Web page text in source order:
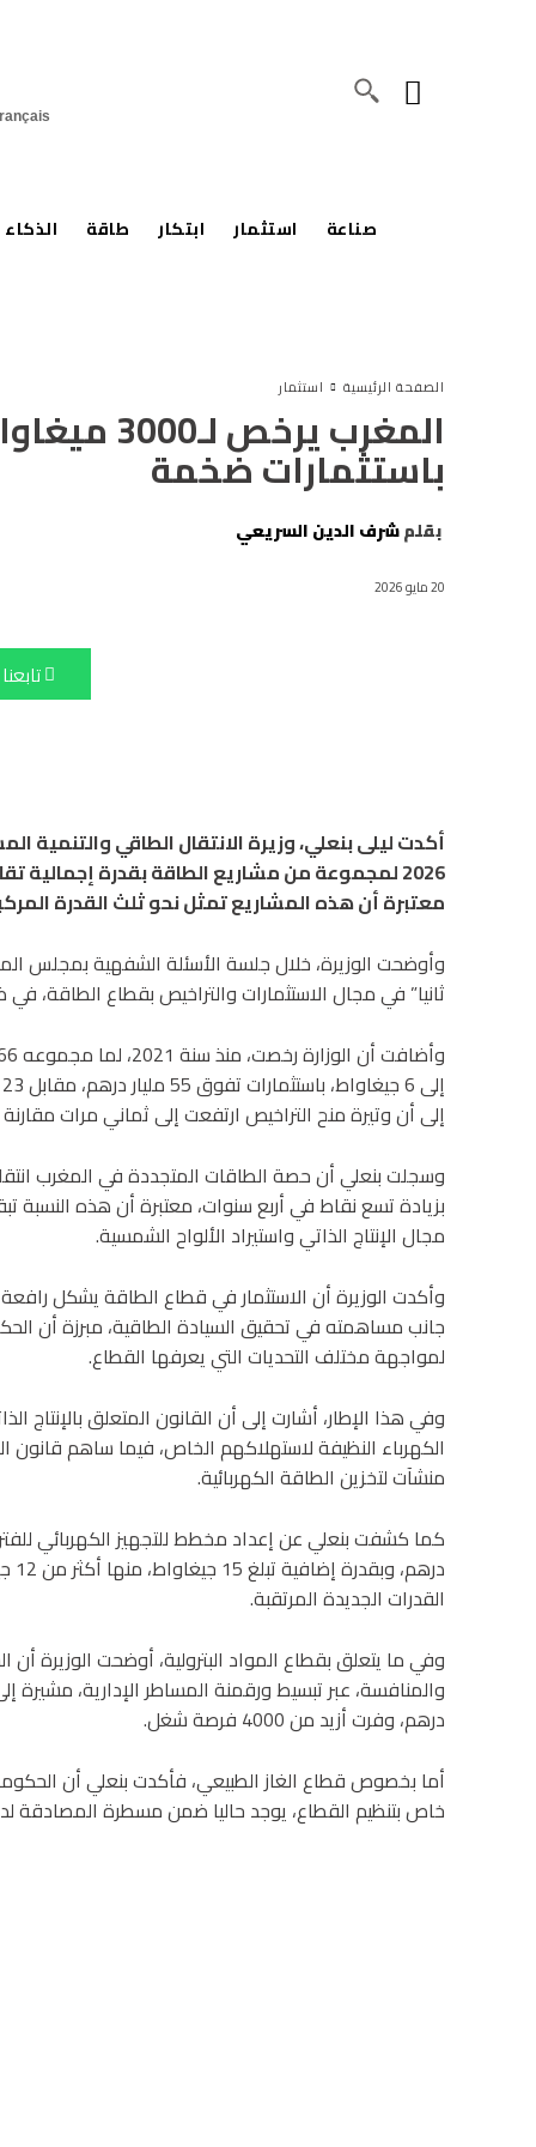
صناعة استثمار ابتكار طاقة
الصفحة الرئيسية استثمار
المغرب
باستثمارات ضخمة
بقلمشرف الدين السريعي
20 مايو 2026
أكدت ليلى بنعلي، وزيرة الانتقال الطاقي
معتبرة أن هذه المشاريع تمثل نحو ثلث القدرة
ثانيا” في مجال الاستثمارات والتراخيص بقطاع الطاقة،
إلى أن وتيرة منح التراخيص ارتفعت إلى ثماني مرات مقارنة
بزيادة تسع نقاط في أربع سنوات، معتبرة أن هذه النسبة
مجال الإنتاج الذاتي واستيراد الألواح الشمسية.
وأكدت الوزيرة أن الاستثمار في قطاع الطاقة يشكل
جانب مساهمته في تحقيق السيادة الطاقية، مبرزة أن
لمواجهة مختلف التحديات التي يعرفها القطاع.
وفي هذا الإطار، أشارت إلى أن القانون المتعلق بالإنتاج
الكهرباء النظيفة لاستهلاكهم الخاص، فيما ساهم قانون
منشآت لتخزين الطاقة الكهربائية.
القدرات الجديدة المرتقبة.
وفي ما يتعلق بقطاع المواد البترولية، أوضحت الوزيرة
درهم، وفرت أزيد من 4000 فرصة شغل.
أما بخصوص قطاع الغاز الطبيعي، فأكدت بنعلي أن
خاص بتنظيم القطاع، يوجد حاليا ضمن مسطرة المصادقة